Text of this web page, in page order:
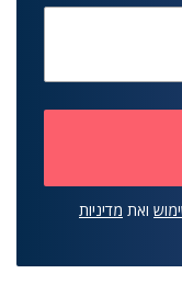
ואת מדיניות